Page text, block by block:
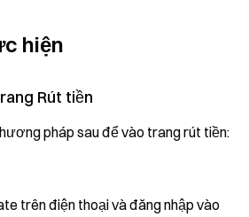
hiện
Rút tiền
pháp sau để vào trang rút tiền:
trên điện thoại và đăng nhập vào